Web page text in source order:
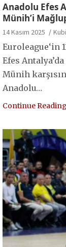
Anadolu Efes
Münih’i
14 Kasım 2025
Euroleague‘in
Efes
Münih
Anadolu…
Continue Reading